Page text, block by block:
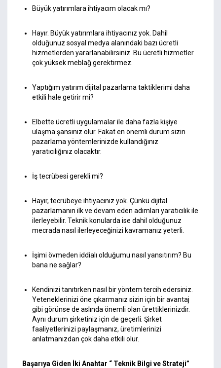
Büyük yatırımlara ihtiyacım olacak mı?
Hayır. Büyük yatırımlara ihtiyacınız yok. Dahil
olduğunuz sosyal medya alanındaki bazı ücretli
hizmetlerden yararlanabilirsiniz. Bu ücretli hizmetler
çok yüksek meblağ gerektirmez.
Yaptığım yatırım dijital pazarlama taktiklerimi daha
etkili hale getirir mi?
Elbette ücretli uygulamalar ile daha fazla kişiye
ulaşma şansınız olur. Fakat en önemli durum sizin
pazarlama yöntemlerinizde kullandığınız
yaratıcılığınız olacaktır.
İş tecrübesi gerekli mi?
Hayır, tecrübeye ihtiyacınız yok. Çünkü dijital
pazarlamanın ilk ve devam eden adımları yaratıcılık ile
ilerleyebilir. Teknik konularda ise dahil olduğunuz
mecrada nasıl ilerleyeceğinizi kavramanız yeterli.
İşimi övmeden iddialı olduğumu nasıl yansıtırım? Bu
bana ne sağlar?
Kendinizi tanıtırken nasıl bir yöntem tercih edersiniz.
Yeteneklerinizi öne çıkarmanız sizin için bir avantaj
gibi görünse de aslında önemli olan ürettiklerinizdir.
Aynı durum şirketiniz için de geçerli. Şirket
faaliyetlerinizi paylaşmanız, üretimlerinizi
anlatmanızdan çok daha etkili olur.
Başarıya Giden İki Anahtar “ Teknik Bilgi ve Strateji”